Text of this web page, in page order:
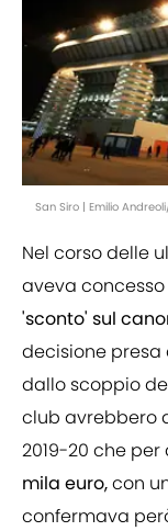
San Siro | Emilio
Nel corso delle
aveva
'sconto' sul
decisione
dallo scoppio
club avrebbero
2019-20 che
mila euro,con
confermava